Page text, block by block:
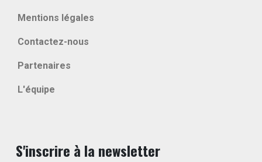
Mentions légales
Contactez-nous
Partenaires
L'équipe
S'inscrire à la newsletter